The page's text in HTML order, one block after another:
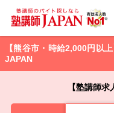
【熊谷市・時給2,000円以
JAPAN
【塾講師求